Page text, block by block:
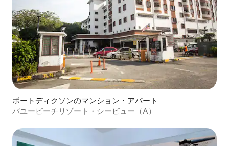
ポートディクソンのマンション・アパート
バユービーチリゾート・シービュー（A）